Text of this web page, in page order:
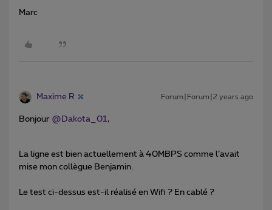
Marc
Maxime R Forum|Forum|2 years ago
Bonjour @Dakota_01 ,
La ligne est bien actuellement à 40MBPS comme l’avait
mise mon collègue Benjamin.
Le test ci-dessus est-il réalisé en Wifi ? En cablé ?